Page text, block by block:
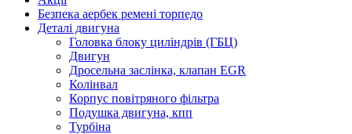
Безпека аербек ремені торпедо
Деталі двигуна
Головка блоку циліндрів (ГБЦ)
Двигун
Дросельна заслінка, клапан EGR
Колінвал
Корпус повітряного фільтра
Подушка двигуна, кпп
Турбіна